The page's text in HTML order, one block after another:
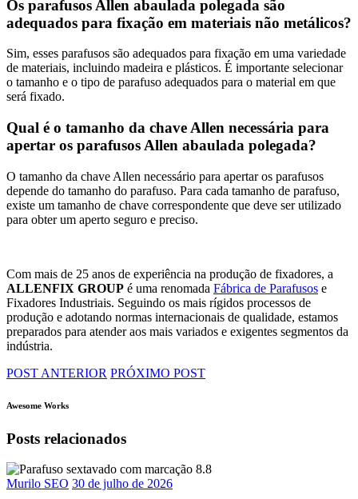
Os parafusos Allen abaulada polegada são
adequados para fixação em materiais não metálicos?
Sim, esses parafusos são adequados para fixação em uma variedade
de materiais, incluindo madeira e plásticos. É importante selecionar
o tamanho e o tipo de parafuso adequados para o material em que
será fixado.
Qual é o tamanho da chave Allen necessária para
apertar os parafusos Allen abaulada polegada?
O tamanho da chave Allen necessário para apertar os parafusos
depende do tamanho do parafuso. Para cada tamanho de parafuso,
existe um tamanho de chave correspondente que deve ser utilizado
para obter um aperto seguro e preciso.
Com mais de 25 anos de experiência na produção de fixadores, a
ALLENFIX GROUP é uma renomada Fábrica de Parafusos e
Fixadores Industriais. Seguindo os mais rígidos processos de
produção e adotando normas internacionais de qualidade, estamos
preparados para atender aos mais variados e exigentes segmentos da
indústria.
POST ANTERIOR PRÓXIMO POST
Awesome Works
Posts relacionados
Murilo SEO 30 de julho de 2026